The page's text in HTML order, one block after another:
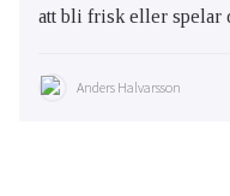
att bli frisk eller spelar
Anders Halvarsson